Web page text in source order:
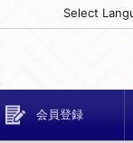
Select
会員登録